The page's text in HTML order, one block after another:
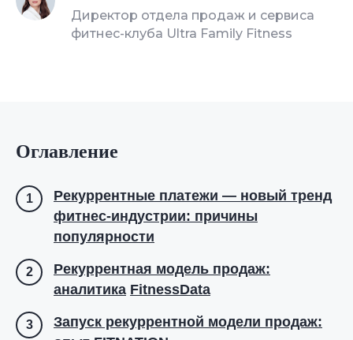
Директор отдела продаж и сервиса
фитнес-клуба Ultra Family Fitness
Оглавление
1
Рекуррентные платежи — новый тренд
фитнес-индустрии: причины
популярности
2
Рекуррентная модель продаж:
аналитика FitnessData
3
Запуск рекуррентной модели продаж: